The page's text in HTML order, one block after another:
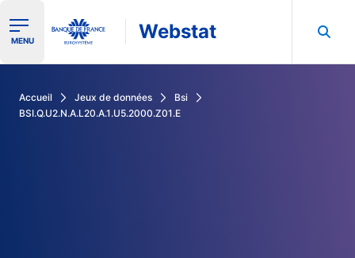
Ouvrir le menu de navigation
MENU Webstat
Accueil Jeux de données
Bsi
BSI.Q.U2.N.A.L20.A.1.U5.2000.Z01.E